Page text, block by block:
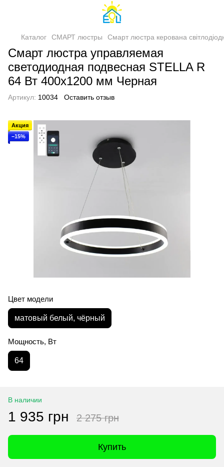
Каталог СМАРТ люстры Смарт люстра керована
Смарт люстра управляемая
светодиодная подвесная STELLA R
64 Вт 400x1200 мм Черная
Артикул: 10034 Оставить отзыв
Акция
−15%
Цвет модели
матовый белый, чёрный
Мощность, Вт
64
В наличии
1 935 грн 2 275 грн
Купить